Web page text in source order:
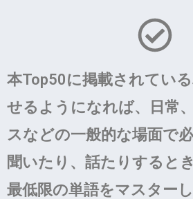
本Top50に掲載されてい
せるようになれば、日常
スなどの一般的な場面で
聞いたり、話たりすると
最低限の単語をマスター